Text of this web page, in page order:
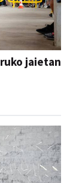
jaietan